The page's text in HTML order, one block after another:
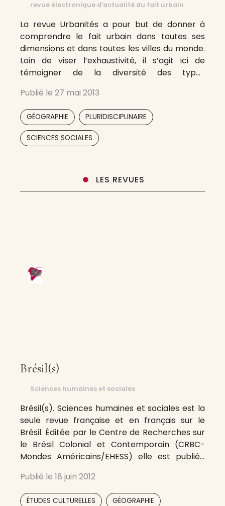
revue électronique d'actualité du fait urbain
La revue Urbanités a pour but de donner à
comprendre le fait urbain dans toutes ses
dimensions et dans toutes les villes du monde.
Loin de viser l’exhaustivité, il s’agit ici de
témoigner de la diversité des types
qui font les villes. Formulaire de contact
Publié le 27 mai 2013
GÉOGRAPHIE PLURIDISCIPLINAIRE
SCIENCES SOCIALES
LES REVUES
Brésil(s)
Sciences humaines et sociales
Brésil(s). Sciences humaines et sociales est la
seule revue française et en français sur le
Brésil. Éditée par le Centre de Recherches sur
le Brésil Colonial et Contemporain (CRBC-
Mondes Américains/EHESS) elle est publiée
l’Homme. Elle prend la suite des Cahiers du
Brésil Contemporain. Cette publication
Publié le 18 juin 2012
ÉTUDES CULTURELLES GÉOGRAPHIE